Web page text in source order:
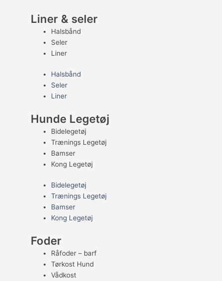
Liner & seler
Halsbånd
Seler
Liner
Halsbånd
Seler
Liner
Hunde Legetøj
Bidelegetøj
Trænings Legetøj
Bamser
Kong Legetøj
Bidelegetøj
Trænings Legetøj
Bamser
Kong Legetøj
Foder
Råfoder – barf
Tørkost Hund
Vådkost